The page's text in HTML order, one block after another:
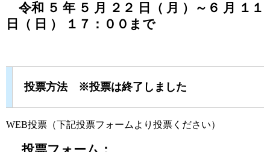
令和 ５ 年 ５ 月 ２２ 日（ 月 ）～６ 月 １１
日（ 日 ） １７：００まで
投票方法 ※投票は終了しました
WEB投票（下記投票フォームより投票ください）